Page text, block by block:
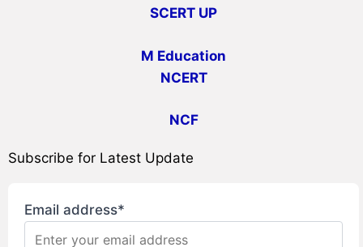
SCERT UP
M Education
NCERT
NCF
Subscribe for Latest Update
Email address*